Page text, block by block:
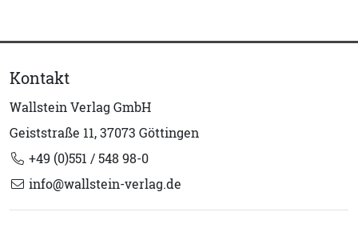
Kontakt
Wallstein Verlag GmbH
Geiststraße 11, 37073 Göttingen
+49 (0)551 / 548 98-0
info@wallstein-verlag.de